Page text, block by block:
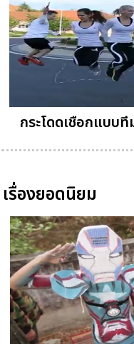
กระโดดเชือกแบบ
เรื่องยอดนิยม